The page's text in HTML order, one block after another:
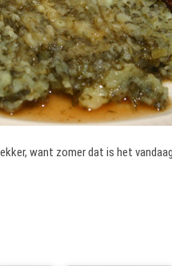
want zomer dat is het